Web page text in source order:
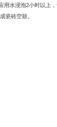
用水浸泡2小时以上
瓷砖空鼓。